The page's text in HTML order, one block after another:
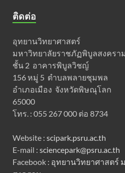
ติดต่อ
อุทยานวิทยาศาสตร์
มหาวิทยาลัยราชภัฏพิบูลสงคราม
ชั้น 2 อาคารพิบูลวิชญ์
156 หมู่ 5 ตำบลพลายชุมพล
อำเภอเมือง จังหวัดพิษณุโลก
65000
โทร. : 055 267 000 ต่อ 8734
Website : scipark.psru.ac.th
E-mail : sciencepark@psru.ac.th
Facebook : อุทยานวิทยาศาสตร์